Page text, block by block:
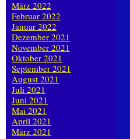
März 2022
Februar 2022
Januar 2022
Dezember 2021
November 2021
Oktober 2021
September 2021
August 2021
Juli 2021
Juni 2021
Mai 2021
April 2021
März 2021